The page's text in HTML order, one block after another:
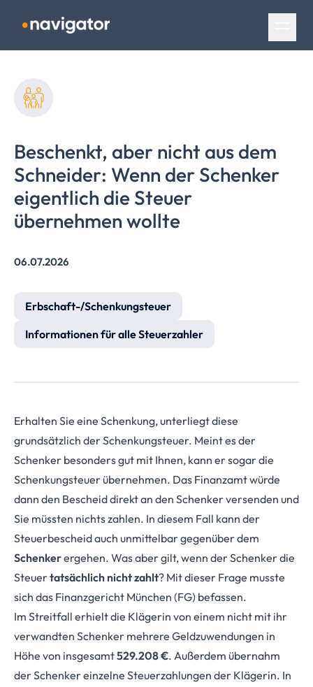
Navigation überspringen
Beschenkt, aber nicht aus dem
Schneider: Wenn der Schenker
eigentlich die Steuer
übernehmen wollte
06.07.2026
Erbschaft-/Schenkungsteuer
Informationen für alle Steuerzahler
Erhalten Sie eine Schenkung, unterliegt diese
grundsätzlich der Schenkungsteuer. Meint es der
Schenker besonders gut mit Ihnen, kann er sogar die
Schenkungsteuer übernehmen. Das Finanzamt würde
dann den Bescheid direkt an den Schenker versenden und
Sie müssten nichts zahlen. In diesem Fall kann der
Steuerbescheid auch unmittelbar gegenüber dem
Schenkerergehen. Was aber gilt, wenn der Schenker die
Steuertatsächlich nicht zahlt? Mit dieser Frage musste
sich das Finanzgericht München (FG) befassen.
Im Streitfall erhielt die Klägerin von einem nicht mit ihr
verwandten Schenker mehrere Geldzuwendungen in
Höhe von insgesamt529.208 €. Außerdem übernahm
der Schenker einzelne Steuerzahlungen der Klägerin. In